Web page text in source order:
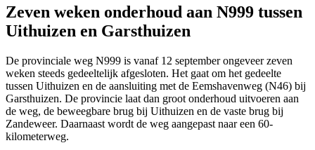
Zeven weken onderhoud aan N999 tussen
Uithuizen en Garsthuizen
De provinciale weg N999 is vanaf 12 september ongeveer zeven
weken steeds gedeeltelijk afgesloten. Het gaat om het gedeelte
tussen Uithuizen en de aansluiting met de Eemshavenweg (N46) bij
Garsthuizen. De provincie laat dan groot onderhoud uitvoeren aan
de weg, de beweegbare brug bij Uithuizen en de vaste brug bij
Zandeweer. Daarnaast wordt de weg aangepast naar een 60-
kilometerweg.